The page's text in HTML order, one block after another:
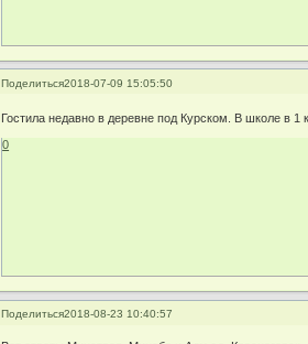
Поделиться2018-07-09 15:05:50
Гостила недавно в деревне под Курском. В школе в
0
Поделиться2018-08-23 10:40:57